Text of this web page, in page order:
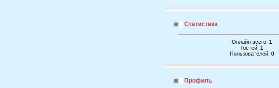
Статистика
Онлайн всего: 1
Гостей: 1
Пользователей: 0
Профиль